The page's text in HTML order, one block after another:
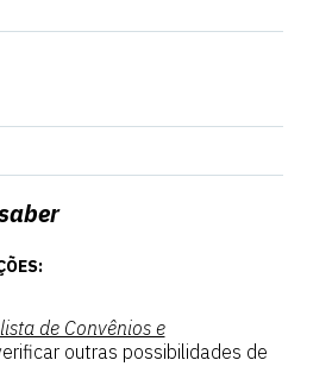
lista de Convênios e
outras possibilidades de